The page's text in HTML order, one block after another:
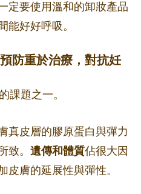
定要使用溫和的卸妝產品
能好好呼吸。
防重於治療，對抗妊
課題之一。
真皮層的膠原蛋白與彈力
致。 遺傳和體質佔很大因
皮膚的延展性與彈性。